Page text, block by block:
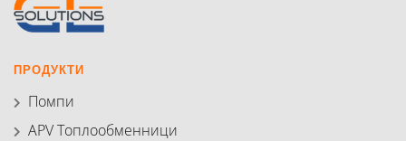
ПРОДУКТИ
Помпи
APV Топлообменници